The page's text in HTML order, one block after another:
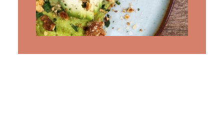
faire le quiz